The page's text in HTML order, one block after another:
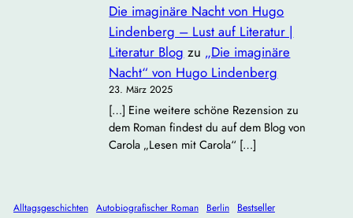
Die imaginäre Nacht von Hugo
Lindenberg – Lust auf Literatur |
Literatur Blog zu „Die imaginäre
Nacht“ von Hugo Lindenberg
23. März 2025
[…] Eine weitere schöne Rezension zu
dem Roman findest du auf dem Blog von
Carola „Lesen mit Carola“ […]
Alltagsgeschichten Autobiografischer Roman Berlin Bestseller